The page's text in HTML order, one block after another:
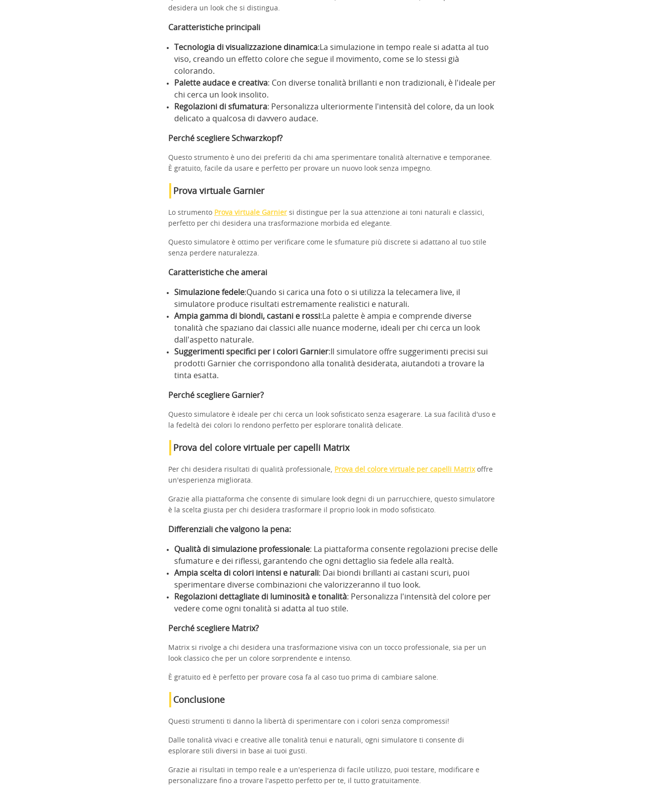
desidera un look che si distingua.
Caratteristiche principali
Tecnologia di visualizzazione dinamica:La simulazione in tempo reale si adatta al tuo
viso, creando un effetto colore che segue il movimento, come se lo stessi già
colorando.
Palette audace e creativa: Con diverse tonalità brillanti e non tradizionali, è l'ideale per
chi cerca un look insolito.
Regolazioni di sfumatura: Personalizza ulteriormente l'intensità del colore, da un look
delicato a qualcosa di davvero audace.
Perché scegliere Schwarzkopf?
Questo strumento è uno dei preferiti da chi ama sperimentare tonalità alternative e temporanee.
È gratuito, facile da usare e perfetto per provare un nuovo look senza impegno.
Prova virtuale Garnier
Lo strumento Prova virtuale Garnier si distingue per la sua attenzione ai toni naturali e classici,
perfetto per chi desidera una trasformazione morbida ed elegante.
Questo simulatore è ottimo per verificare come le sfumature più discrete si adattano al tuo stile
senza perdere naturalezza.
Caratteristiche che amerai
Simulazione fedele:Quando si carica una foto o si utilizza la telecamera live, il
simulatore produce risultati estremamente realistici e naturali.
Ampia gamma di biondi, castani e rossi:La palette è ampia e comprende diverse
tonalità che spaziano dai classici alle nuance moderne, ideali per chi cerca un look
dall'aspetto naturale.
Suggerimenti specifici per i colori Garnier:Il simulatore offre suggerimenti precisi sui
prodotti Garnier che corrispondono alla tonalità desiderata, aiutandoti a trovare la
tinta esatta.
Perché scegliere Garnier?
Questo simulatore è ideale per chi cerca un look sofisticato senza esagerare. La sua facilità d'uso e
la fedeltà dei colori lo rendono perfetto per esplorare tonalità delicate.
Prova del colore virtuale per capelli Matrix
Per chi desidera risultati di qualità professionale, Prova del colore virtuale per capelli Matrixoffre
un'esperienza migliorata.
Grazie alla piattaforma che consente di simulare look degni di un parrucchiere, questo simulatore
è la scelta giusta per chi desidera trasformare il proprio look in modo sofisticato.
Differenziali che valgono la pena:
Qualità di simulazione professionale: La piattaforma consente regolazioni precise delle
sfumature e dei riflessi, garantendo che ogni dettaglio sia fedele alla realtà.
Ampia scelta di colori intensi e naturali: Dai biondi brillanti ai castani scuri, puoi
sperimentare diverse combinazioni che valorizzeranno il tuo look.
Regolazioni dettagliate di luminosità e tonalità: Personalizza l'intensità del colore per
vedere come ogni tonalità si adatta al tuo stile.
Perché scegliere Matrix?
Matrix si rivolge a chi desidera una trasformazione visiva con un tocco professionale, sia per un
look classico che per un colore sorprendente e intenso.
È gratuito ed è perfetto per provare cosa fa al caso tuo prima di cambiare salone.
Conclusione
Questi strumenti ti danno la libertà di sperimentare con i colori senza compromessi!
Dalle tonalità vivaci e creative alle tonalità tenui e naturali, ogni simulatore ti consente di
esplorare stili diversi in base ai tuoi gusti.
Grazie ai risultati in tempo reale e a un'esperienza di facile utilizzo, puoi testare, modificare e
personalizzare fino a trovare l'aspetto perfetto per te, il tutto gratuitamente.